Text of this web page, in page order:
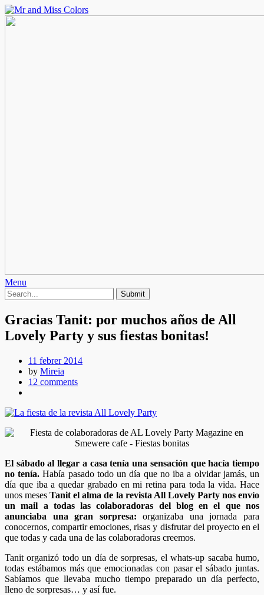
Menu
Gracias Tanit: por muchos años de All
Lovely Party y sus fiestas bonitas!
11 febrer 2014
by Mireia
12 comments
El sábado al llegar a casa tenía una sensación que hacía tiempo
no tenía. Había pasado todo un día que no iba a olvidar jamás, un
día que iba a quedar grabado en mi retina para toda la vida. Hace
unos mesesTanit el alma de la revista All Lovely Party nos envío
un mail a todas las colaboradoras del blog en el que nos
anunciaba una gran sorpresa: organizaba una jornada para
conocernos, compartir emociones, risas y disfrutar del proyecto en el
que todas y cada una de las colaboradoras creemos.
Tanit organizó todo un día de sorpresas, el whats-up sacaba humo,
todas estábamos más que emocionadas con pasar el sábado juntas.
Sabíamos que llevaba mucho tiempo preparado un día perfecto,
lleno de sorpresas… y así fue.